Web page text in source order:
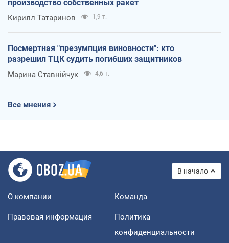
производство собственных ракет
Кирилл Татаринов 1,9 т.
Посмертная "презумпция виновности": кто
разрешил ТЦК судить погибших защитников
Марина Ставнійчук 4,6 т.
Все мнения
В начало
О компании Команда
Правовая информация
Политика
конфиденциальности